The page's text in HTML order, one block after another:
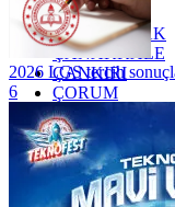
YOZGAT
ZONGULDAK
ÇANAKKALE
ÇANKIRI
ÇORUM
İSTANBUL
İZMİR
ŞANLIURFA
ŞIRNAK
2026 LGS tercih
6